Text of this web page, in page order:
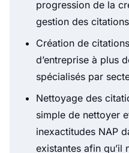
progression de la
gestion des
Création de
d’entreprise à plus
spécialisés par
Nettoyage des
simple de nettoyer
inexactitudes NAP
existantes afin qu’il